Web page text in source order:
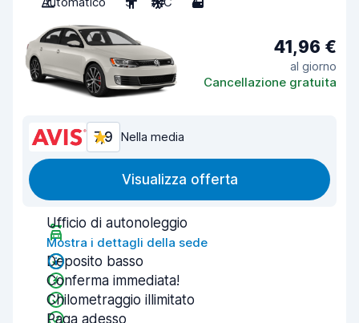
41,96 €
al giorno
Cancellazione gratuita
7,9 Nella media
Visualizza offerta
Ufficio di autonoleggio
Mostra i dettagli della sede
Deposito basso
Conferma immediata!
Chilometraggio illimitato
Paga adesso